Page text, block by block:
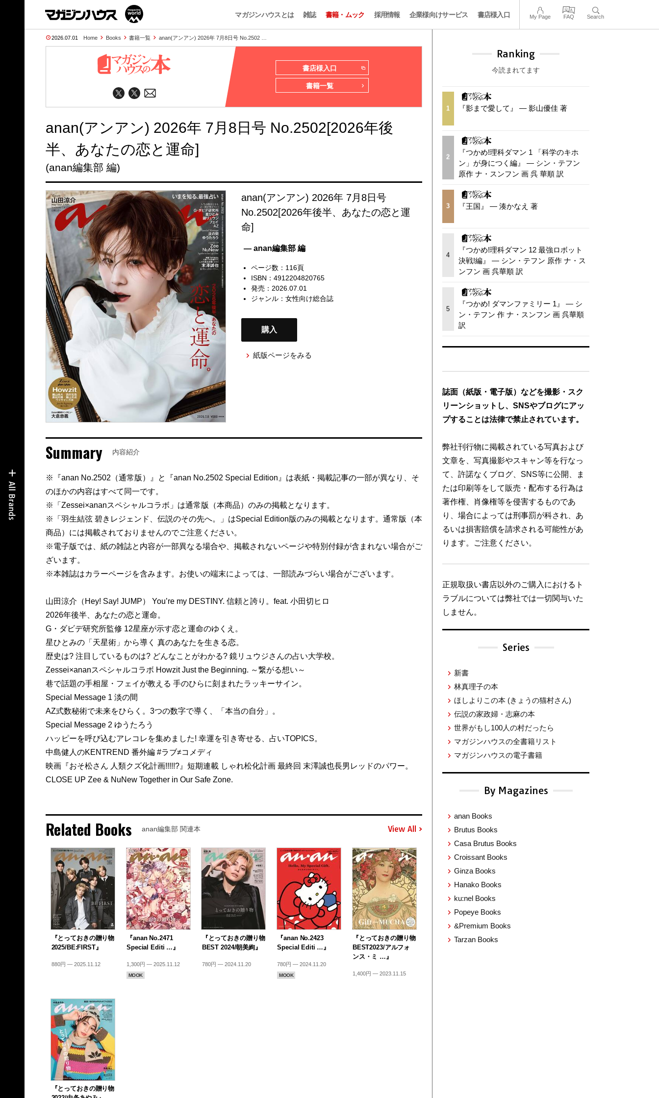
マガジンハウスとは 雑誌 書籍・ムック 採用情報 企業様向けサービス 書店様入口 My Page FAQ Search
2026.07.01 Home Books 書籍一覧 anan(アンアン) 2026年 7月8日号 No.2502 …
書店様入口
書籍一覧
anan(アンアン) 2026年 7月8日号 No.2502[2026年後
半、あなたの恋と運命]
(anan編集部 編)
anan(アンアン) 2026年 7月8日号
No.2502[2026年後半、あなたの恋と運
命]
— anan編集部 編
ページ数：116頁
ISBN：4912204820765
発売：2026.07.01
ジャンル： 女性向け総合誌
購入
紙版ページをみる
Summary 内容紹介
※『anan No.2502（通常版）』と『anan No.2502 Special Edition』は表紙・掲載記事の一部が異なり、そ
のほかの内容はすべて同一です。
※「Zessei×ananスペシャルコラボ」は通常版（本商品）のみの掲載となります。
※「羽生結弦 碧きレジェンド、伝説のその先へ。」はSpecial Edition版のみの掲載となります。通常版（本
商品）には掲載されておりませんのでご注意ください。
※電子版では、紙の雑誌と内容が一部異なる場合や、掲載されないページや特別付録が含まれない場合がご
ざいます。
※本雑誌はカラーページを含みます。お使いの端末によっては、一部読みづらい場合がございます。
山田涼介（Hey! Say! JUMP） You’re my DESTINY. 信頼と誇り。feat. 小田切ヒロ
2026年後半、あなたの恋と運命。
G・ダビデ研究所監修 12星座が示す恋と運命のゆくえ。
星ひとみの「天星術」から導く 真のあなたを生きる恋。
歴史は? 注目しているものは? どんなことがわかる? 鏡リュウジさんの占い大学校。
Zessei×ananスペシャルコラボ Howzit Just the Beginning. ～繋がる想い～
巷で話題の手相屋・フェイが教える 手のひらに刻まれたラッキーサイン。
Special Message 1 淡の間
AZ式数秘術で未来をひらく。3つの数字で導く、「本当の自分」。
Special Message 2 ゆうたろう
ハッピーを呼び込むアレコレを集めました! 幸運を引き寄せる、占いTOPICS。
中島健人のKENTREND 番外編 #ラブ≠コメディ
映画『おそ松さん 人類クズ化計画!!!!!?』短期連載 しゃれ松化計画 最終回 末澤誠也長男レッドのパワー。
CLOSE UP Zee & NuNew Together in Our Safe Zone.
Related Books anan編集部 関連本 View All
『とっておきの贈り物
2025/BE:FIRST』
880円 — 2025.11.12
『anan No.2471
Special Editi …』
1,300円 — 2025.11.12
MOOK
『とっておきの贈り物
BEST 2024/朝美絢』
780円 — 2024.11.20
『anan No.2423
Special Editi …』
780円 — 2024.11.20
MOOK
『とっておきの贈り物
BEST2023/アルフォ
ンス・ミ …』
1,400円 — 2023.11.15
『とっておきの贈り物
Ranking
今読まれてます
1 『影まで愛して』 — 影山優佳 著
2
『つかめ!理科ダマン 1 「科学のキホ
ン」が身につく編』 — シン・テフン
原作 ナ・スンフン 画 呉 華順 訳
3 『王国』 — 湊かなえ 著
4
『つかめ!理科ダマン 12 最強ロボット
決戦!編』 — シン・テフン 原作 ナ・ス
ンフン 画 呉華順 訳
5
『つかめ! ダマンファミリー 1』 — シ
ン・テフン 作 ナ・スンフン 画 呉華順
訳
誌面（紙版・電子版）などを撮影・スク
リーンショットし、SNSやブログにアッ
プすることは法律で禁止されています。
弊社刊行物に掲載されている写真および
文章を、写真撮影やスキャン等を行なっ
て、許諾なくブログ、SNS等に公開、ま
たは印刷等をして販売・配布する行為は
著作権、肖像権等を侵害するものであ
り、場合によっては刑事罰が科され、あ
るいは損害賠償を請求される可能性があ
ります。ご注意ください。
正規取扱い書店以外のご購入におけるト
ラブルについては弊社では一切関与いた
しません。
Series
新書
林真理子の本
ほしよりこの本 (きょうの猫村さん)
伝説の家政婦・志麻の本
世界がもし100人の村だったら
マガジンハウスの全書籍リスト
マガジンハウスの電子書籍
By Magazines
anan Books
Brutus Books
Casa Brutus Books
Croissant Books
Ginza Books
Hanako Books
ku:nel Books
Popeye Books
&Premium Books
Tarzan Books